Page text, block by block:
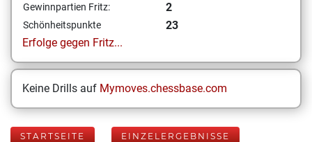
Gewinnpartien Fritz: 2
Schönheitspunkte
23
Erfolge gegen Fritz...
Keine Drills auf Mymoves.chessbase.com
STARTSEITE EINZELERGEBNISSE